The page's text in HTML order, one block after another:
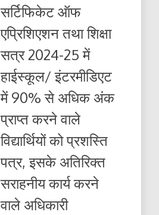
सर्टिफिकेट ऑफ
एप्रिशिएशन तथा शिक्षा
सत्र 2024-25 में
हाईस्कूल/ इंटरमीडिएट
में 90% से अधिक अंक
प्राप्त करने वाले
विद्यार्थियों को प्रशस्ति
पत्र, इसके अतिरिक्त
सराहनीय कार्य करने
वाले अधिकारी